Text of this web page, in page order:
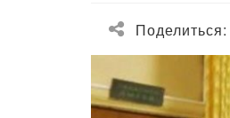
Поделиться: